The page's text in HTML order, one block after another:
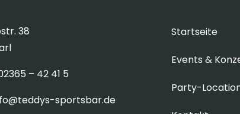
38
– 42 41 5
sportsbar.de
Startseite
Events &
Party-